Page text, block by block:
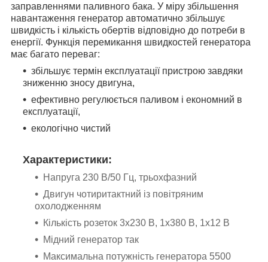
заправленнями паливного бака. У міру збільшення
навантаження генератор автоматично збільшує
швидкість і кількість обертів відповідно до потреби в
енергії. Функція перемикання швидкостей генератора
має багато переваг:
збільшує термін експлуатації пристрою завдяки
зниженню зносу двигуна,
ефективно регулюється паливом і економний в
експлуатації,
екологічно чистий
Характеристики:
Напруга 230 В/50 Гц, трьохфазний
Двигун чотиритактний із повітряним
охолодженням
Кількість розеток 3х230 В, 1х380 В, 1х12 В
Мідний генератор так
Максимальна потужність генератора 5500